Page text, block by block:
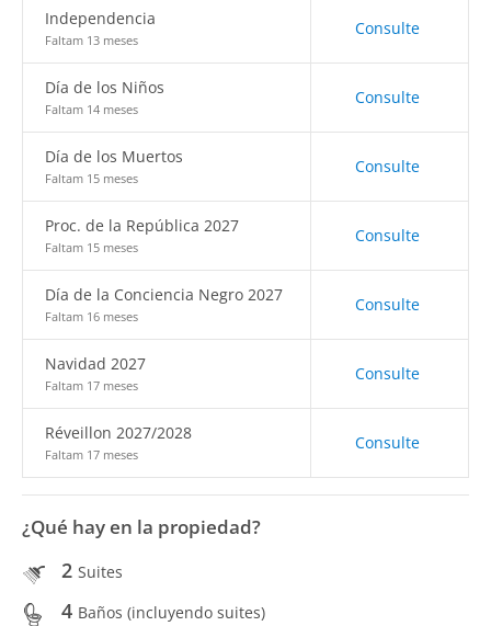
Independencia
Faltam 13 meses
Consulte
Día de los Niños
Faltam 14 meses
Consulte
Día de los Muertos
Faltam 15 meses
Consulte
Proc. de la República 2027
Faltam 15 meses
Consulte
Día de la Conciencia Negro 2027
Faltam 16 meses
Consulte
Navidad 2027
Faltam 17 meses
Consulte
Réveillon 2027/2028
Faltam 17 meses
Consulte
¿Qué hay en la propiedad?
2 Suites
4 Baños (incluyendo suites)